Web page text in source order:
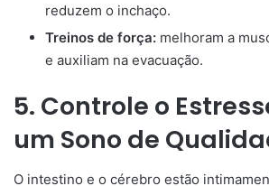
reduzem o inchaço.
Treinos de força: melhoram a
e auxiliam na evacuação.
5. Controle o
um Sono de
O intestino e o cérebro estão